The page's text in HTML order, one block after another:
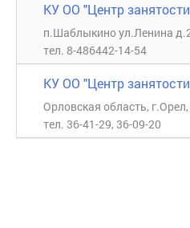
КУ ОО "Центр
п.Шаблыкино ул.Ленина
тел. 8-486442-14-54
КУ ОО "Центр
Орловская область,
тел. 36-41-29, 36-09-20